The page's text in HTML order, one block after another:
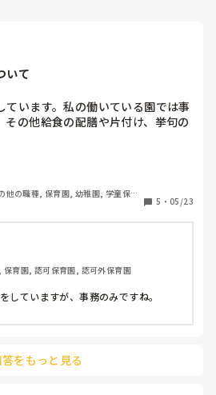
いて
ています。私の働いている園では事
の他給食の配膳や片付け、挙句の
をしてくれます。行事にも参加して
辞めると言っていて、理由を聞いて
いとの事でした。しばらく休職し
ですが、もう保育士も同然みたいな
な動きをしていますか？同級生でも
たくないけど事務だったらやりたい
してみました。
他の職種, 保育園, 幼稚園, 学童保育,
5 ・ 05/23
育園, 認可保育園, 認可外保育園
していますが、事務のみですね。
をもっと見る